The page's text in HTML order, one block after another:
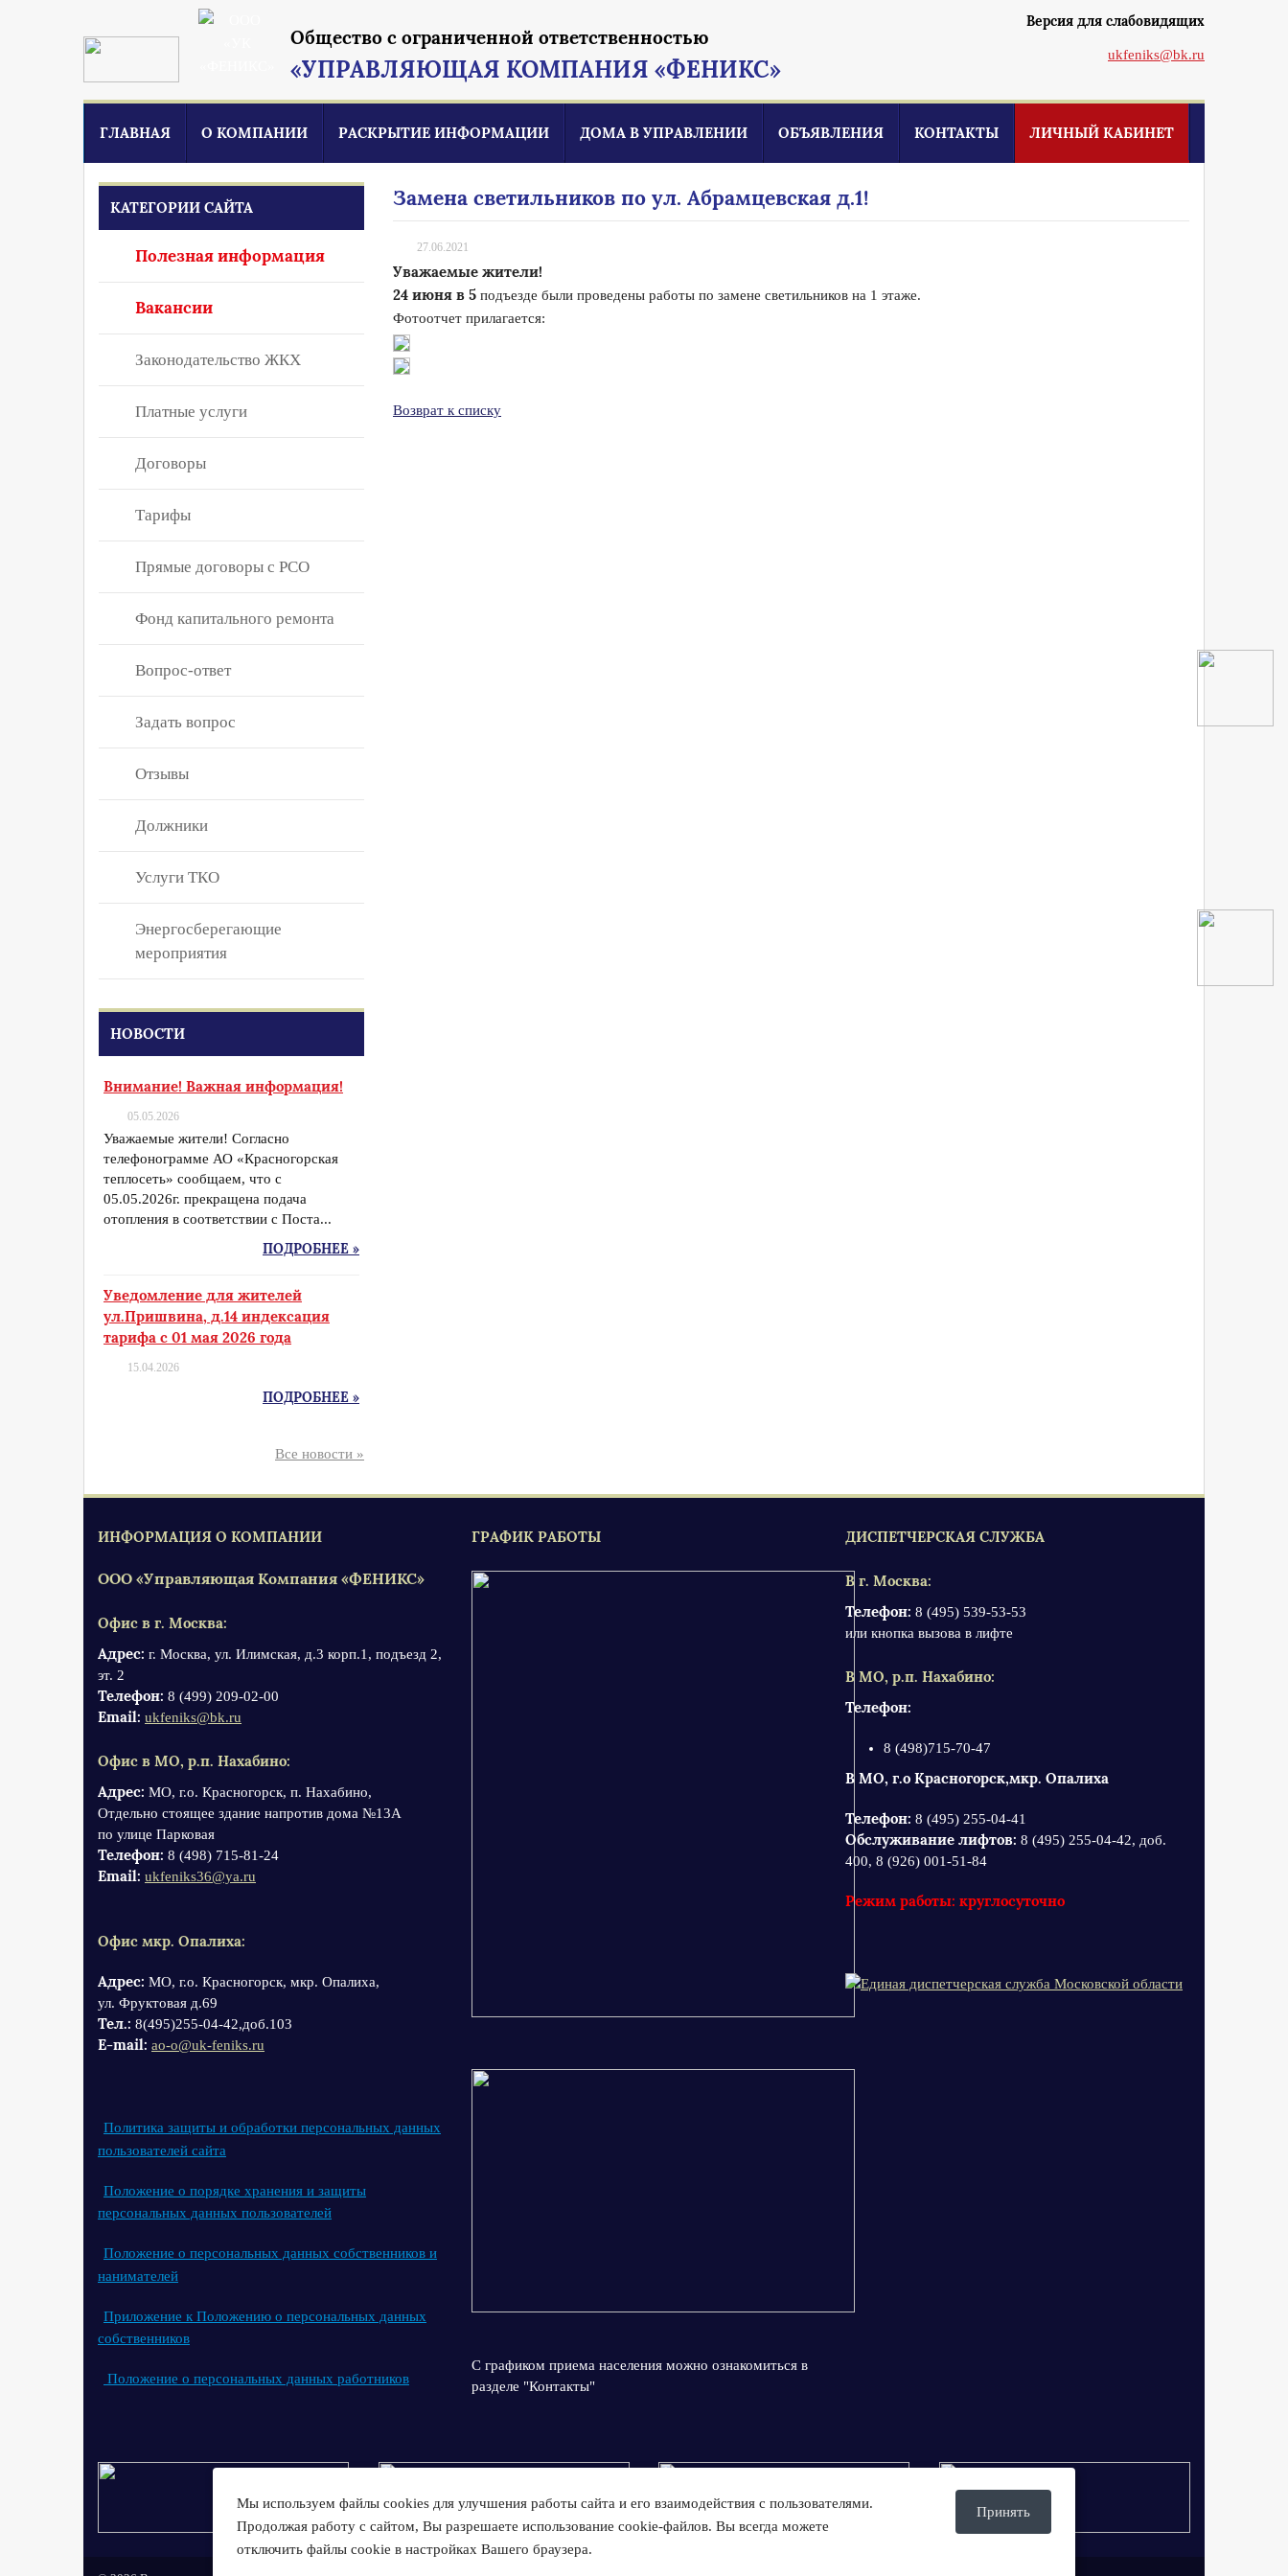
Общество с ограниченной ответственностью
«УПРАВЛЯЮЩАЯ КОМПАНИЯ «ФЕНИКС»
Версия для слабовидящих
ukfeniks@bk.ru
ГЛАВНАЯ О КОМПАНИИ РАСКРЫТИЕ ИНФОРМАЦИИ ДОМА В УПРАВЛЕНИИ ОБЪЯВЛЕНИЯ КОНТАКТЫ ЛИЧНЫЙ КАБИНЕТ
КАТЕГОРИИ САЙТА
Полезная информация
Вакансии
Законодательство ЖКХ
Платные услуги
Договоры
Тарифы
Прямые договоры с РСО
Фонд капитального ремонта
Вопрос-ответ
Задать вопрос
Отзывы
Должники
Услуги ТКО
Энергосберегающие
мероприятия
НОВОСТИ
Внимание! Важная информация!
05.05.2026
Уважаемые жители! Согласно
телефонограмме АО «Красногорская
теплосеть» сообщаем, что с
05.05.2026г. прекращена подача
отопления в соответствии с Поста...
ПОДРОБНЕЕ »
Уведомление для жителей
ул.Пришвина, д.14 индексация
тарифа с 01 мая 2026 года
15.04.2026
ПОДРОБНЕЕ »
Все новости »
Замена светильников по ул. Абрамцевская д.1!
27.06.2021
Уважаемые жители!
24 июня в 5 подъезде были проведены работы по замене светильников на 1 этаже.
Фотоотчет прилагается:
Возврат к списку
ИНФОРМАЦИЯ О КОМПАНИИ
ООО «Управляющая Компания «ФЕНИКС»
Офис в г. Москва:
Адрес: г. Москва, ул. Илимская, д.3 корп.1, подъезд 2,
эт. 2
Телефон: 8 (499) 209-02-00
Email: ukfeniks@bk.ru
Офис в МО, р.п. Нахабино:
Адрес: МО, г.о. Красногорск, п. Нахабино,
Отдельно стоящее здание напротив дома №13А
по улице Парковая
Телефон: 8 (498) 715-81-24
Email: ukfeniks36@ya.ru
Офис мкр. Опалиха:
Адрес: МО, г.о. Красногорск, мкр. Опалиха,
ул. Фруктовая д.69
Тел.: 8(495)255-04-42,доб.103
Е-mail: ao-o@uk-feniks.ru
Политика защиты и обработки персональных данных
пользователей сайта
Положение о порядке хранения и защиты
персональных данных пользователей
Положение о персональных данных собственников и
нанимателей
Приложение к Положению о персональных данных
собственников
Положение о персональных данных работников
ГРАФИК РАБОТЫ
С графиком приема населения можно ознакомиться в
разделе "Контакты"
ДИСПЕТЧЕРСКАЯ СЛУЖБА
В г. Москва:
Телефон: 8 (495) 539-53-53
или кнопка вызова в лифте
В МО, р.п. Нахабино:
Телефон:
8 (498)715-70-47
В МО, г.о Красногорск,мкр. Опалиха
Телефон: 8 (495) 255-04-41
Обслуживание лифтов: 8 (495) 255-04-42, доб.
400, 8 (926) 001-51-84
Режим работы: круглосуточно
Мы используем файлы cookies для улучшения работы сайта и его взаимодействия с пользователями.
Продолжая работу с сайтом, Вы разрешаете использование cookie-файлов. Вы всегда можете
отключить файлы cookie в настройках Вашего браузера.
Принять